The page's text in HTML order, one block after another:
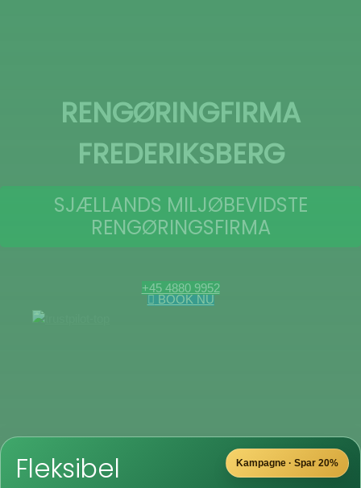
RENGØRINGFIRMA
FREDERIKSBERG
SJÆLLANDS MILJØBEVIDSTE
RENGØRINGSFIRMA
BOOK NU
+45 4880 9952
Kampagne · Spar 20%
Fleksibel